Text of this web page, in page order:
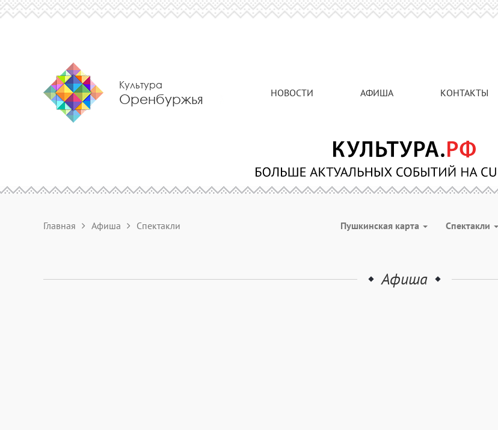
Культура
Оренбуржья НОВОСТИ АФИША КОНТАКТЫ
Главная Афиша Спектакли Пушкинская карта Спектакли
Афиша